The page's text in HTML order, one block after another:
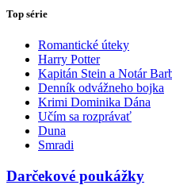
Top série
Romantické úteky
Harry Potter
Kapitán Stein a Notár
Denník odvážneho bojka
Krimi Dominika Dána
Učím sa rozprávať
Duna
Smradi
Darčekové poukážky